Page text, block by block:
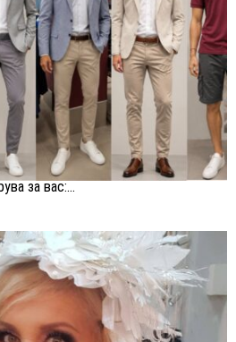
за вас:...